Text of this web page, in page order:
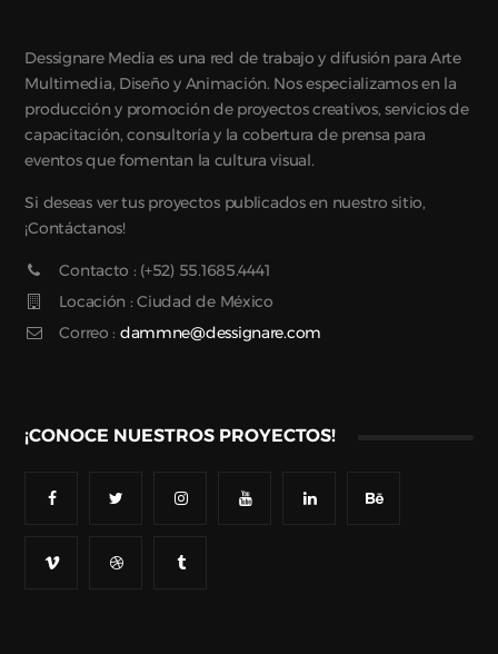
Dessignare Media es una red de trabajo y difusión para Arte
Multimedia, Diseño y Animación. Nos especializamos en la
producción y promoción de proyectos creativos, servicios de
capacitación, consultoría y la cobertura de prensa para
eventos que fomentan la cultura visual.
Si deseas ver tus proyectos publicados en nuestro sitio,
¡Contáctanos!
Contacto : (+52) 55.1685.4441
Locación : Ciudad de México
Correo : dammne@dessignare.com
¡CONOCE NUESTROS PROYECTOS!